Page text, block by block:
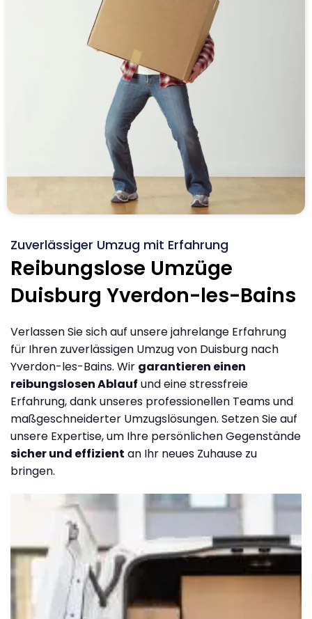
Zuverlässiger Umzug mit Erfahrung
Reibungslose Umzüge
Duisburg Yverdon-les-Bains
Verlassen Sie sich auf unsere jahrelange Erfahrung
für Ihren zuverlässigen Umzug von Duisburg nach
Yverdon-les-Bains. Wir garantieren einen
reibungslosen Ablauf und eine stressfreie
Erfahrung, dank unseres professionellen Teams und
maßgeschneiderter Umzugslösungen. Setzen Sie auf
unsere Expertise, um Ihre persönlichen Gegenstände
sicher und effizient an Ihr neues Zuhause zu
bringen.